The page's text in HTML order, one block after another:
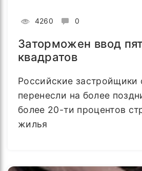
4260 0
Заторможен ввод
квадратов
Российские застройщики
перенесли на более
более 20-ти процентов
жилья